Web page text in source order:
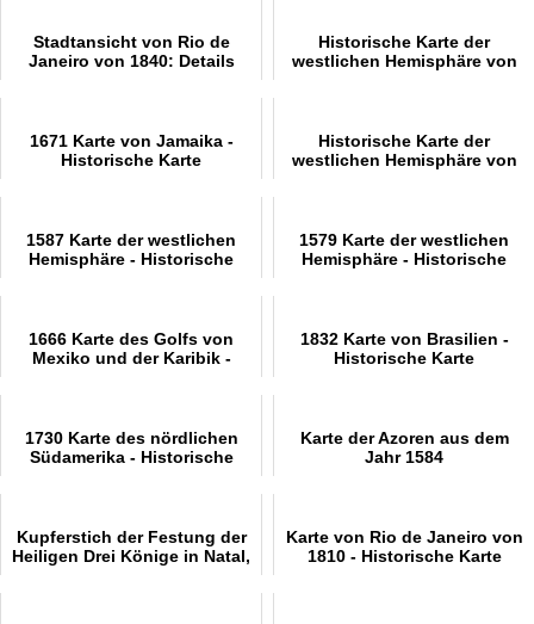
Stadtansicht von Rio de
Janeiro von 1840: Details
Historische Karte der
westlichen Hemisphäre von
1671 Karte von Jamaika -
Historische Karte
Historische Karte der
westlichen Hemisphäre von
1587 Karte der westlichen
Hemisphäre - Historische
1579 Karte der westlichen
Hemisphäre - Historische
1666 Karte des Golfs von
Mexiko und der Karibik -
1832 Karte von Brasilien -
Historische Karte
1730 Karte des nördlichen
Südamerika - Historische
Karte der Azoren aus dem
Jahr 1584
Kupferstich der Festung der
Heiligen Drei Könige in Natal,
Karte von Rio de Janeiro von
1810 - Historische Karte